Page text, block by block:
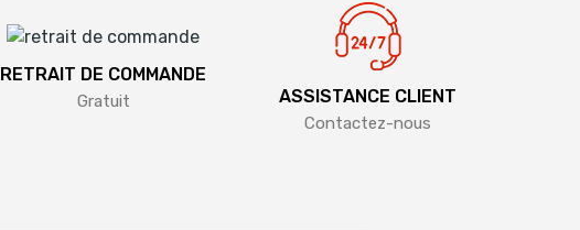
RETRAIT DE COMMANDE
Gratuit ASSISTANCE CLIENT
Contactez-nous